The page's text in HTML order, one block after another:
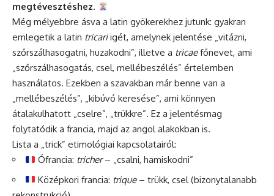
megtévesztéshez.
Még mélyebbre ásva a latin gyökerekhez jutunk: gyakran
emlegetik a latin tricariigét, amelynek jelentése „vitázni,
szőrszálhasogatni, huzakodni”, illetve a tricaefőnevet, ami
„szőrszálhasogatás, csel, mellébeszélés” értelemben
használatos. Ezekben a szavakban már benne van a
„mellébeszélés”, „kibúvó keresése”, ami könnyen
átalakulhatott „cselre”, „trükkre”. Ez a jelentésmag
folytatódik a francia, majd az angol alakokban is.
Lista a „trick” etimológiai kapcsolatairól:
Ófrancia: tricher– „csalni, hamiskodni”
Középkori francia: trique– trükk, csel (bizonytalanabb